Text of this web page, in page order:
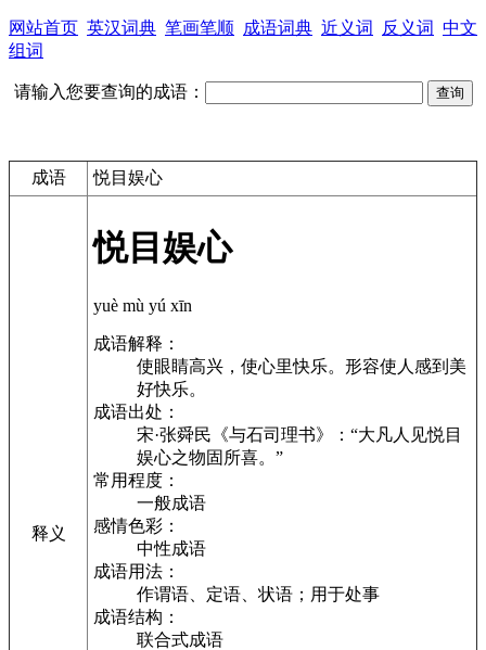
网站首页 英汉词典 笔画笔顺 成语词典 近义词 反义词 中文
组词
请输入您要查询的成语：
成语 悦目娱心
释义
悦目娱心
yuè mù yú xīn
成语解释：
使眼睛高兴，使心里快乐。形容使人感到美
好快乐。
成语出处：
宋·张舜民《与石司理书》：“大凡人见悦目
娱心之物固所喜。”
常用程度：
一般成语
感情色彩：
中性成语
成语用法：
作谓语、定语、状语；用于处事
成语结构：
联合式成语